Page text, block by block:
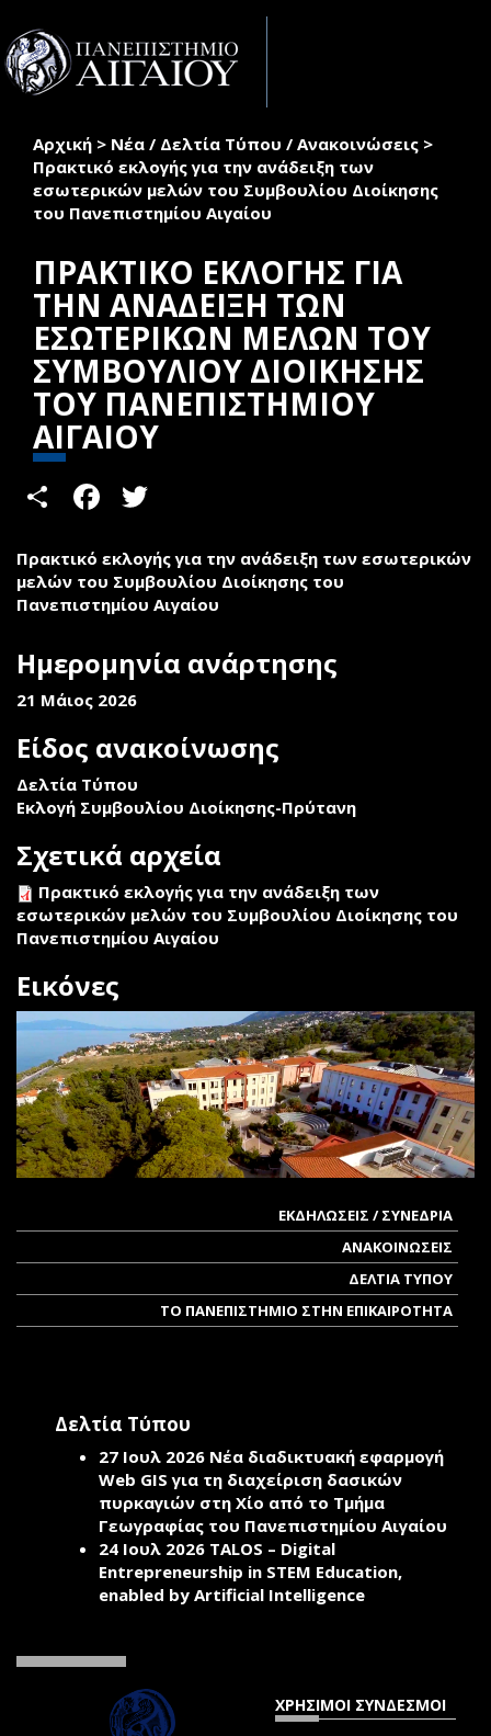
Παράκαμψη προς το κυρίως περιεχόμενο
Είστε εδώ
Αρχική > Νέα / Δελτία Τύπου / Ανακοινώσεις >
Πρακτικό εκλογής για την ανάδειξη των
εσωτερικών µελών του Συµβουλίου Διοίκησης
του Πανεπιστηµίου Αιγαίου
ΠΡΑΚΤΙΚΟ ΕΚΛΟΓΗΣ ΓΙΑ
ΤΗΝ ΑΝΑΔΕΙΞΗ ΤΩΝ
ΕΣΩΤΕΡΙΚΩΝ ΜΕΛΩΝ ΤΟΥ
ΣΥΜΒΟΥΛΙΟΥ ΔΙΟΙΚΗΣΗΣ
ΤΟΥ ΠΑΝΕΠΙΣΤΗΜΙΟΥ
ΑΙΓΑΙΟΥ
ShareFacebook
Πρακτικό εκλογής για την ανάδειξη των εσωτερικών
µελών του Συµβουλίου Διοίκησης του
Πανεπιστηµίου Αιγαίου
Ημερομηνία ανάρτησης
21 Μάιος 2026
Είδος ανακοίνωσης
Δελτία Τύπου
Εκλογή Συμβουλίου Διοίκησης-Πρύτανη
Σχετικά αρχεία
Πρακτικό εκλογής για την ανάδειξη των
εσωτερικών µελών του Συµβουλίου Διοίκησης του
Πανεπιστηµίου Αιγαίου
Εικόνες
ΕΚΔΗΛΩΣΕΙΣ / ΣΥΝΕΔΡΙΑ
ΑΝΑΚΟΙΝΩΣΕΙΣ
ΔΕΛΤΙΑ ΤΥΠΟΥ
ΤΟ ΠΑΝΕΠΙΣΤΗΜΙΟ ΣΤΗΝ ΕΠΙΚΑΙΡΟΤΗΤΑ
Δελτία Τύπου
27 Ιουλ 2026 Νέα διαδικτυακή εφαρμογή
Web GIS για τη διαχείριση δασικών
πυρκαγιών στη Χίο από το Τμήμα
Γεωγραφίας του Πανεπιστημίου Αιγαίου
24 Ιουλ 2026 TALOS – Digital
Entrepreneurship in STEM Education,
enabled by Artificial Intelligence
ΧΡΗΣΙΜΟΙ ΣΥΝΔΕΣΜΟΙ